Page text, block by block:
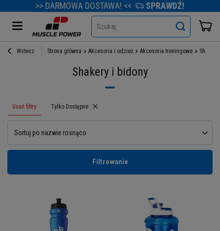
>> DARMOWA DOSTAWA! << SPRAWDŹ!
Szukaj
Wstecz Strona główna Akcesoria i odzież Akcesoria treningowe
Shakery i bidony
Usuń filtry Usuń filtr
Tylko Dostępne
Sortuj po nazwie rosnąco
Filtrowanie